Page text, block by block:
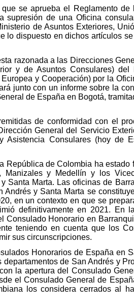
se aprueba el Reglamento de
de una Oficina
de Asuntos Exteriores,
lo dispuesto en dichos artículos
razonada a las Direcciones
y de Asuntos Consulares)
y Cooperación) por la
junto con un informe sobre la
de España en Bogotá,
de conformidad con el
General del Servicio
Asistencia Consulares (hoy de
República de Colombia ha
y Medellín y los
Santa Marta. Las oficinas de
y Santa Marta se
en un contexto en que se
definitivamente en 2021. En
Honorario en
teniendo en cuenta que los
sus circunscripciones.
Honorarios de España en
de San Andrés y
la apertura del Consulado
el Consulado General de
los considera cerrados al